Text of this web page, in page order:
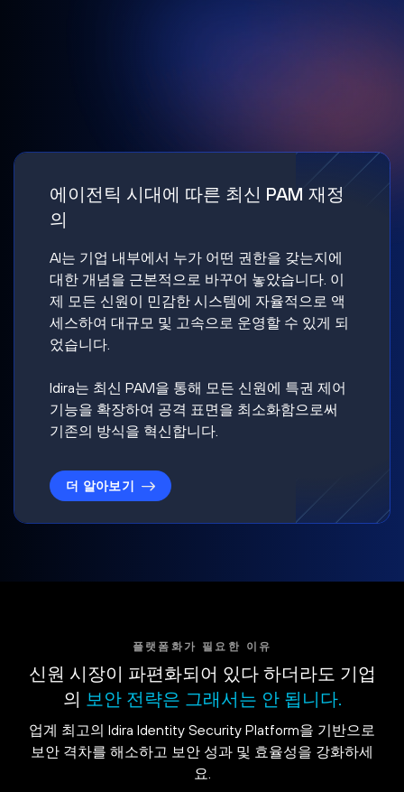
에이전틱 시대에 따른 최신 PAM 재정
의
AI는 기업 내부에서 누가 어떤 권한을 갖는지에
대한 개념을 근본적으로 바꾸어 놓았습니다. 이
제 모든 신원이 민감한 시스템에 자율적으로 액
세스하여 대규모 및 고속으로 운영할 수 있게 되
었습니다.
Idira는 최신 PAM을 통해 모든 신원에 특권 제어
기능을 확장하여 공격 표면을 최소화함으로써
기존의 방식을 혁신합니다.
더 알아보기
플랫폼화가 필요한 이유
신원 시장이 파편화되어 있다 하더라도 기업
의 보안 전략은 그래서는 안 됩니다.
업계 최고의 Idira Identity Security Platform을 기반으로
보안 격차를 해소하고 보안 성과 및 효율성을 강화하세
요.